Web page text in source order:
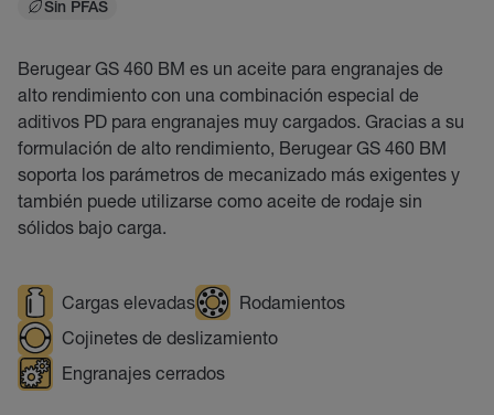
Sin PFAS
Berugear GS 460 BM es un aceite para engranajes de
alto rendimiento con una combinación especial de
aditivos PD para engranajes muy cargados. Gracias a su
formulación de alto rendimiento, Berugear GS 460 BM
soporta los parámetros de mecanizado más exigentes y
también puede utilizarse como aceite de rodaje sin
sólidos bajo carga.
Cargas elevadas
Rodamientos
Cojinetes de deslizamiento
Engranajes cerrados